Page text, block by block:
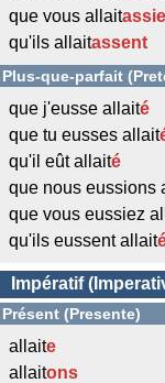
que vous allait
qu'ils allaitassent
Plus-que-parfait
que j'eusse allaité
que tu eusses allait
qu'il eût allaité
que nous eussions
que vous eussiez
qu'ils eussent allait
Impératif
Présent (Presente)
allaite
allaitons